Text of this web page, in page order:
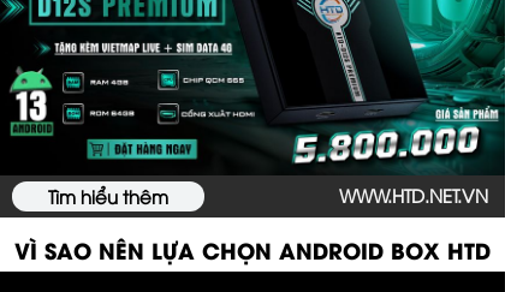
WWW.HTD.NET.VN
Tìm hiểu thêm
VÌ SAO NÊN LỰA CHỌN ANDROID BOX HTD